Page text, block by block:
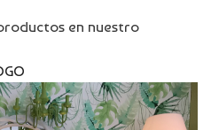
en nuestro